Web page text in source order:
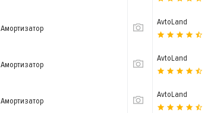
Амортизатор
AvtoLand
Амортизатор
AvtoLand
Амортизатор
AvtoLand